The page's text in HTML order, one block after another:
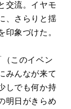
交流。イヤモ
、さらりと揺
印象づけた。
このイベン
みんなが来て
しでも何か持
明日がきらめ